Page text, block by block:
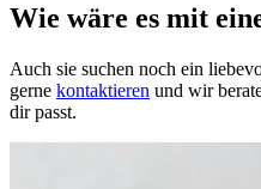
Wie wäre es mit
Auch sie suchen noch ein
gerne kontaktieren und wir
dir passt.